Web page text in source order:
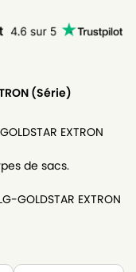
(Série)
EXTRON
de sacs.
GOLDSTAR EXTRON